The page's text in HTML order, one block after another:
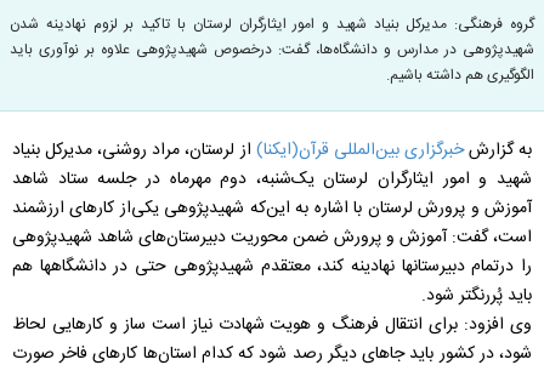
گروه فرهنگی: مدیرکل بنیاد شهید و امور ایثارگران لرستان با تاکید بر لزوم نهادینه شدن
شهیدپژوهی در مدارس و دانشگاه‌ها، گفت: درخصوص شهیدپژوهی علاوه بر نوآوری باید
الگوگیری هم داشته باشیم.
به گزارشخبرگزاری بین‌المللی قرآن(ایکنا) از لرستان، مراد روشنی، مدیرکل بنیاد
شهید و امور ایثارگران لرستان یک‌شنبه، دوم مهرماه در جلسه ستاد شاهد
آموزش و پرورش لرستان با اشاره به این‌که شهیدپژوهی یکی‌از کارهای ارزشمند
است، گفت: آموزش و پرورش ضمن محوریت دبیرستان‌های شاهد شهیدپژوهی
را درتمام دبیرستان‎ها نهادینه کند، معتقدم شهیدپژوهی حتی در دانشگاه‎ها هم
باید پُررنگ‎تر شود.
وی افزود: برای انتقال فرهنگ و هویت شهادت نیاز است ساز و کارهایی لحاظ
شود، در کشور باید جاهای دیگر رصد شود که کدام استان‌ها کارهای فاخر صورت